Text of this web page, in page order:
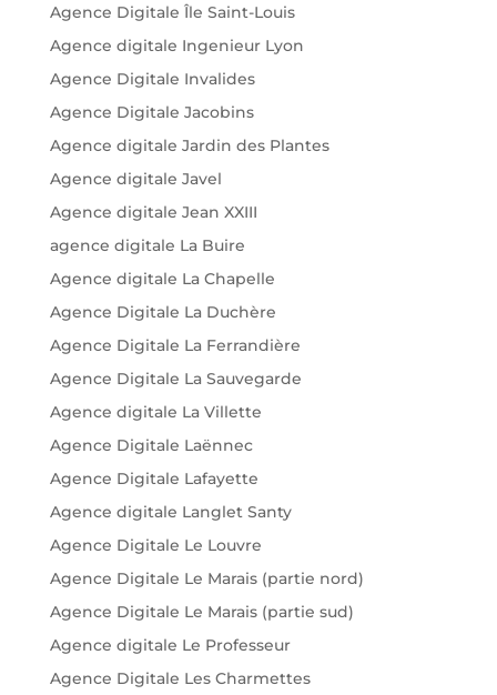
Agence Digitale Île Saint-Louis
Agence digitale Ingenieur Lyon
Agence Digitale Invalides
Agence Digitale Jacobins
Agence digitale Jardin des Plantes
Agence digitale Javel
Agence digitale Jean XXIII
agence digitale La Buire
Agence digitale La Chapelle
Agence Digitale La Duchère
Agence Digitale La Ferrandière
Agence Digitale La Sauvegarde
Agence digitale La Villette
Agence Digitale Laënnec
Agence Digitale Lafayette
Agence digitale Langlet Santy
Agence Digitale Le Louvre
Agence Digitale Le Marais (partie nord)
Agence Digitale Le Marais (partie sud)
Agence digitale Le Professeur
Agence Digitale Les Charmettes